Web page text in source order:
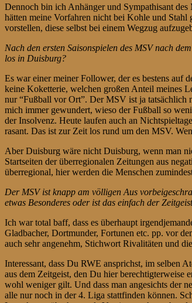
Dennoch bin ich Anhänger und Sympathisant
hätten meine Vorfahren nicht bei Kohle und
vorstellen, diese selbst bei einem Wegzug
Nach den ersten Saisonspielen des MSV nach
los in Duisburg?
Es war einer meiner Follower, der es bestens auf
keine Koketterie, welchen großen Anteil meines
nur “Fußball vor Ort”. Der MSV ist ja tatsächlich
mich immer gewundert, wieso der Fußball so
der Insolvenz. Heute laufen auch an
rasant. Das ist zur Zeit los rund um den MSV.
Aber Duisburg wäre nicht Duisburg, wenn man
Startseiten der überregionalen Zeitungen aus
überregional, hier werden die Menschen
Der MSV ist knapp am völligen Aus
etwas Besonderes oder ist das einfach der
Ich war total baff, dass es überhaupt
Gladbacher, Dortmunder, Fortunen etc. pp. vor
auch sehr angenehm, Stichwort Rivalitäten und
Interessant, dass Du RWE ansprichst, im selben
aus dem Zeitgeist, den Du hier
wohl weniger gilt. Und dass man angesichts der
alle nur noch in der 4. Liga stattfinden können.